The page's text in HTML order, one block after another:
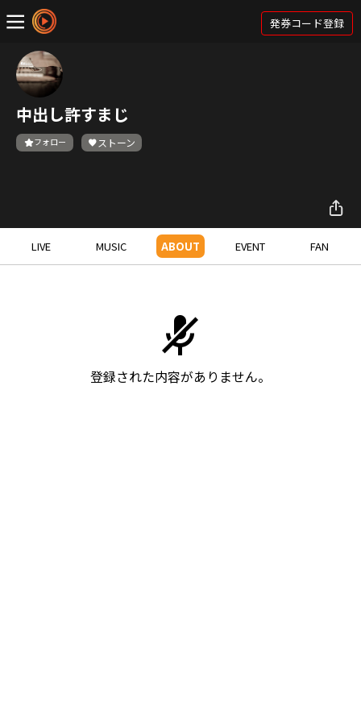
発券コード登録
中出し許すまじ
フォロー ストーン
LIVE MUSIC ABOUT EVENT FAN
登録された内容がありません。